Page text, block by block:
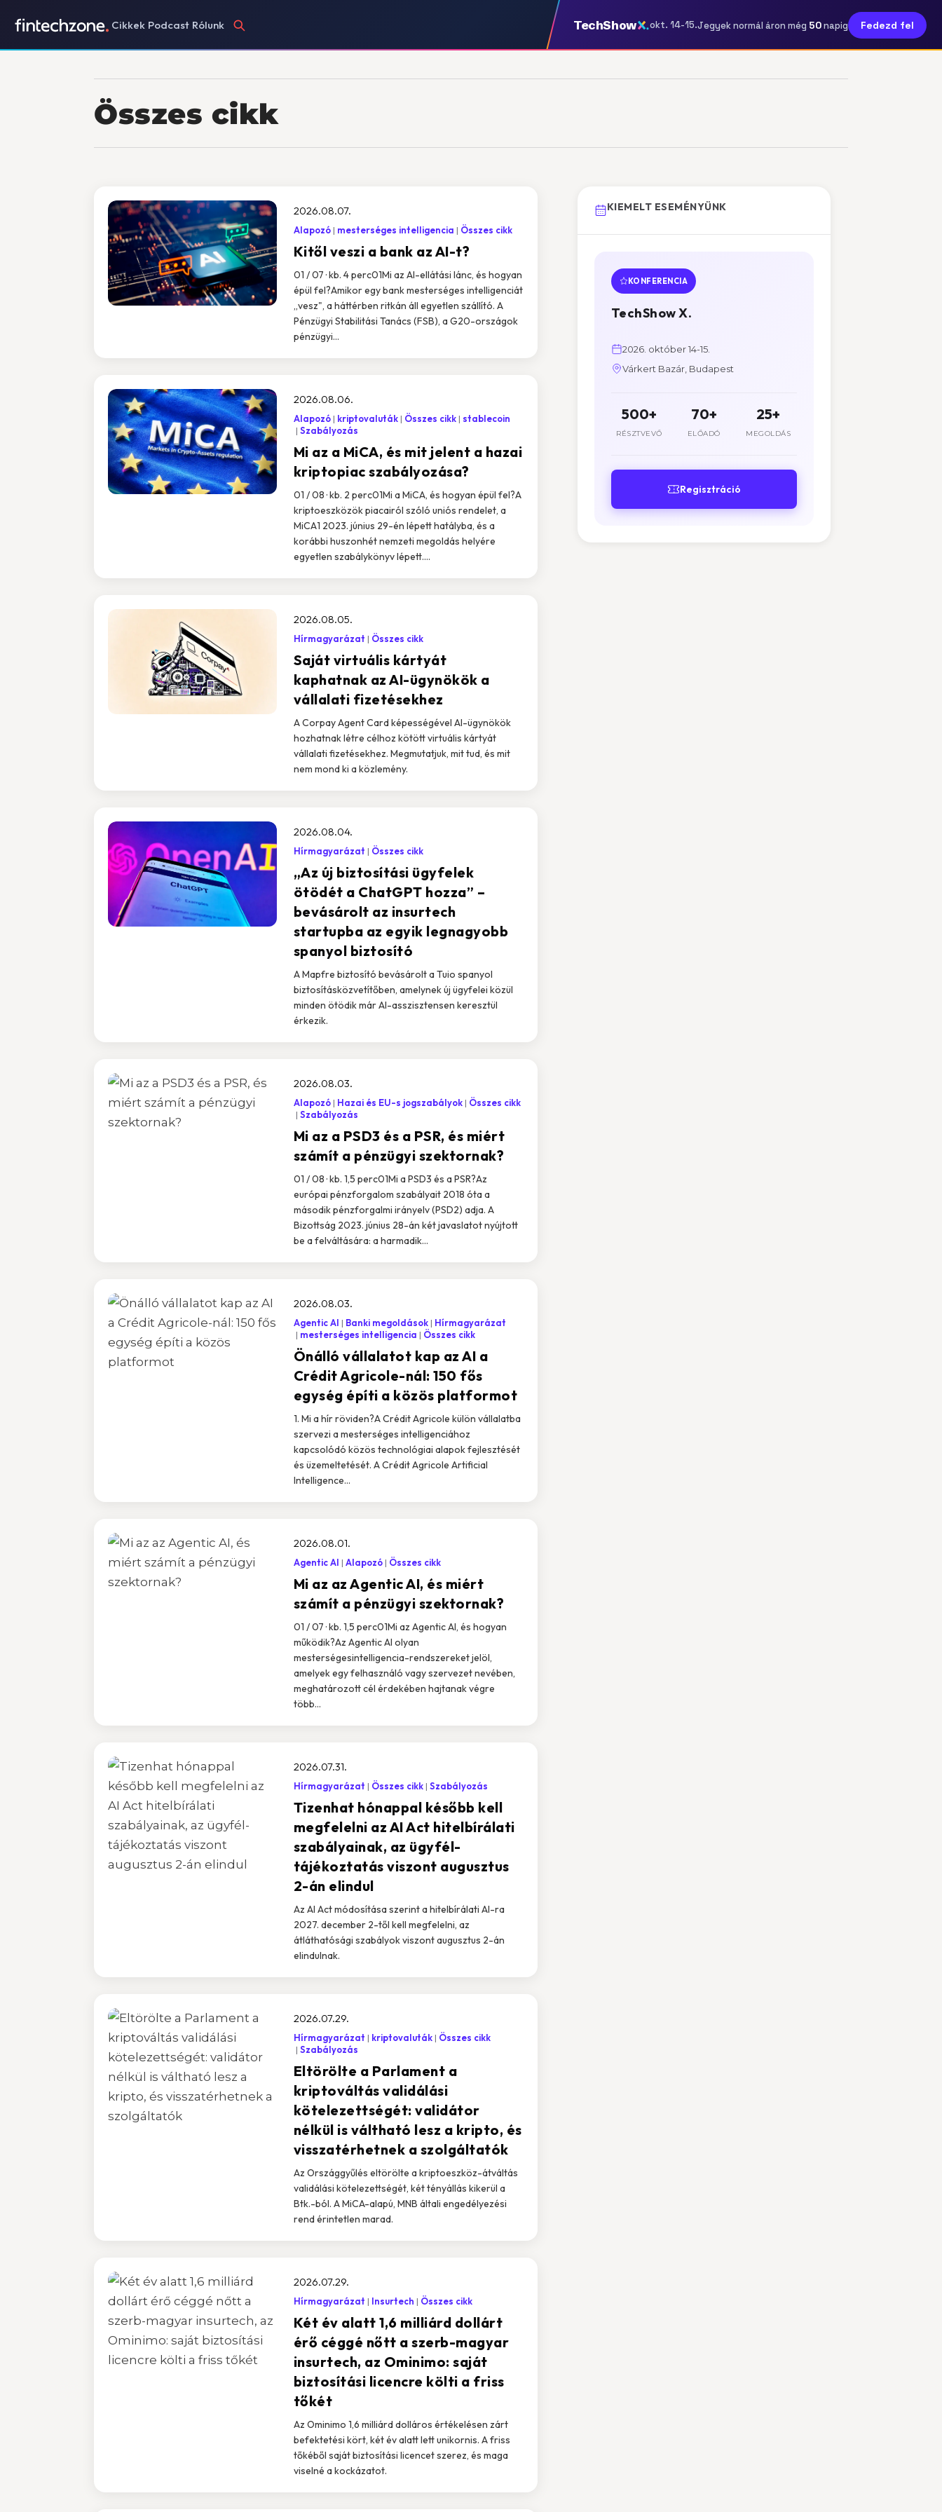
Cikkek Podcast Rólunk TechShow okt. 14-15.Jegyek normál áron még 50napig Fedezd fel
Összes cikk
Kitől veszi a bank az AI-t?
2026.08.07.
Alapozó mesterséges intelligencia Összes cikk
01 / 07 · kb. 4 perc01Mi az AI-ellátási lánc, és hogyan
épül fel?Amikor egy bank mesterséges intelligenciát
„vesz", a háttérben ritkán áll egyetlen szállító. A
Pénzügyi Stabilitási Tanács (FSB), a G20-országok
pénzügyi...
Mi az a MiCA, és mit jelent a hazai
kriptopiac szabályozása?
2026.08.06.
Alapozó kriptovaluták Összes cikk stablecoin
Szabályozás
01 / 08 · kb. 2 perc01Mi a MiCA, és hogyan épül fel?A
kriptoeszközök piacairól szóló uniós rendelet, a
MiCA1 2023. június 29-én lépett hatályba, és a
korábbi huszonhét nemzeti megoldás helyére
egyetlen szabálykönyv lépett....
Saját virtuális kártyát
kaphatnak az AI-ügynökök a
vállalati fizetésekhez
2026.08.05.
Hírmagyarázat Összes cikk
A Corpay Agent Card képességével AI-ügynökök
hozhatnak létre célhoz kötött virtuális kártyát
vállalati fizetésekhez. Megmutatjuk, mit tud, és mit
nem mond ki a közlemény.
„Az új biztosítási ügyfelek
ötödét a ChatGPT hozza” –
bevásárolt az insurtech
startupba az egyik legnagyobb
spanyol biztosító
2026.08.04.
Hírmagyarázat Összes cikk
A Mapfre biztosító bevásárolt a Tuio spanyol
biztosításközvetítőben, amelynek új ügyfelei közül
minden ötödik már AI-asszisztensen keresztül
érkezik.
Mi az a PSD3 és a PSR, és miért
számít a pénzügyi szektornak?
2026.08.03.
Alapozó Hazai és EU-s jogszabályok
Összes cikk
Szabályozás
01 / 08 · kb. 1,5 perc01Mi a PSD3 és a PSR?Az
európai pénzforgalom szabályait 2018 óta a
második pénzforgalmi irányelv (PSD2) adja. A
Bizottság 2023. június 28-án két javaslatot nyújtott
be a felváltására: a harmadik...
Önálló vállalatot kap az AI a
Crédit Agricole-nál: 150 fős
egység építi a közös platformot
2026.08.03.
Agentic AI Banki megoldások
Hírmagyarázat
mesterséges intelligencia
Összes cikk
1. Mi a hír röviden?A Crédit Agricole külön vállalatba
szervezi a mesterséges intelligenciához
kapcsolódó közös technológiai alapok fejlesztését
és üzemeltetését. A Crédit Agricole Artificial
Intelligence...
Mi az az Agentic AI, és miért
számít a pénzügyi szektornak?
2026.08.01.
Agentic AI Alapozó Összes cikk
01 / 07 · kb. 1,5 perc01Mi az Agentic AI, és hogyan
működik?Az Agentic AI olyan
mesterségesintelligencia-rendszereket jelöl,
amelyek egy felhasználó vagy szervezet nevében,
meghatározott cél érdekében hajtanak végre
több...
Tizenhat hónappal később kell
megfelelni az AI Act hitelbírálati
szabályainak, az ügyfél-
tájékoztatás viszont augusztus
2-án elindul
2026.07.31.
Hírmagyarázat Összes cikk Szabályozás
Az AI Act módosítása szerint a hitelbírálati AI-ra
2027. december 2-től kell megfelelni, az
átláthatósági szabályok viszont augusztus 2-án
elindulnak.
Eltörölte a Parlament a
kriptováltás validálási
kötelezettségét: validátor
nélkül is váltható lesz a kripto, és
visszatérhetnek a szolgáltatók
2026.07.29.
Hírmagyarázat kriptovaluták
Összes cikk
Szabályozás
Az Országgyűlés eltörölte a kriptoeszköz-átváltás
validálási kötelezettségét, két tényállás kikerül a
Btk.-ból. A MiCA-alapú, MNB általi engedélyezési
rend érintetlen marad.
Két év alatt 1,6 milliárd dollárt
érő céggé nőtt a szerb-magyar
insurtech, az Ominimo: saját
biztosítási licencre költi a friss
tőkét
2026.07.29.
Hírmagyarázat Insurtech Összes cikk
Az Ominimo 1,6 milliárd dolláros értékelésen zárt
befektetési kört, két év alatt lett unikornis. A friss
tőkéből saját biztosítási licencet szerez, és maga
viselné a kockázatot.
KIEMELT ESEMÉNYÜNK
KONFERENCIA
TechShow X.
2026. október 14-15.
Várkert Bazár, Budapest
500+
RÉSZTVEVŐ
70+
ELŐADÓ
25+
MEGOLDÁS
Regisztráció